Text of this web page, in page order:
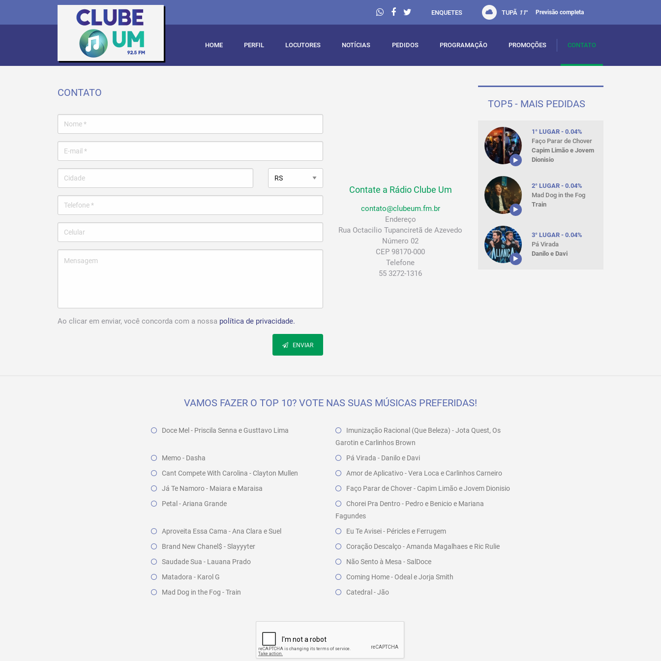
ENQUETES TUPÃ 11° Previsão completa
HOME PERFIL LOCUTORES NOTÍCIAS PEDIDOS PROGRAMAÇÃO PROMOÇÕES CONTATO
CONTATO
Ao clicar em enviar, você concorda com a nossa política de privacidade.
ENVIAR
Contate a Rádio Clube Um
contato@clubeum.fm.br
Endereço
Rua Octacilio Tupanciretã de Azevedo
Número 02
CEP 98170-000
Telefone
55 3272-1316
TOP5 - MAIS PEDIDAS
1° LUGAR - 0.04%
Faço Parar de Chover
Capim Limão e Jovem
Dionisio
2° LUGAR - 0.04%
Mad Dog in the Fog
Train
3° LUGAR - 0.04%
Pá Virada
Danilo e Davi
VAMOS FAZER O TOP 10? VOTE NAS SUAS MÚSICAS PREFERIDAS!
Doce Mel - Priscila Senna e Gusttavo Lima
Imunização Racional (Que Beleza) - Jota Quest, Os
Garotin e Carlinhos Brown
Memo - Dasha
Pá Virada - Danilo e Davi
Cant Compete With Carolina - Clayton Mullen
Amor de Aplicativo - Vera Loca e Carlinhos Carneiro
Já Te Namoro - Maiara e Maraisa
Faço Parar de Chover - Capim Limão e Jovem Dionisio
Petal - Ariana Grande
Chorei Pra Dentro - Pedro e Benicio e Mariana
Fagundes
Aproveita Essa Cama - Ana Clara e Suel
Eu Te Avisei - Péricles e Ferrugem
Brand New Chanel$ - Slayyyter
Coração Descalço - Amanda Magalhaes e Ric Rulie
Saudade Sua - Lauana Prado
Não Sento à Mesa - SalDoce
Matadora - Karol G
Coming Home - Odeal e Jorja Smith
Mad Dog in the Fog - Train
Catedral - Jão